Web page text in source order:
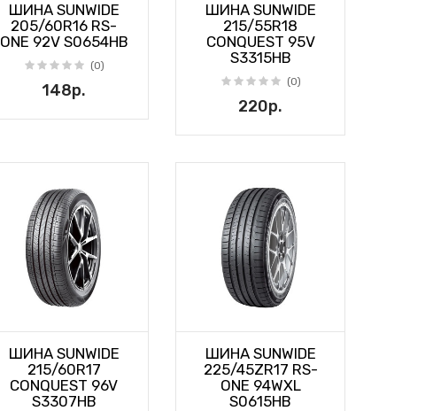
ШИНА SUNWIDE
205/60R16 RS-
ONE 92V S0654HB
(0)
148р.
ШИНА SUNWIDE
215/55R18
CONQUEST 95V
S3315HB
(0)
220р.
ШИНА SUNWIDE
215/60R17
CONQUEST 96V
S3307HB
ШИНА SUNWIDE
225/45ZR17 RS-
ONE 94WXL
S0615HB